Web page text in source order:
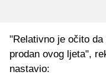
"Relativno je očito
prodan ovog ljeta",
nastavio: